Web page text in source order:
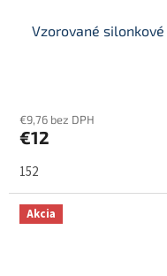
Vzorované
€9,76 bez DPH
€12
152
Akcia